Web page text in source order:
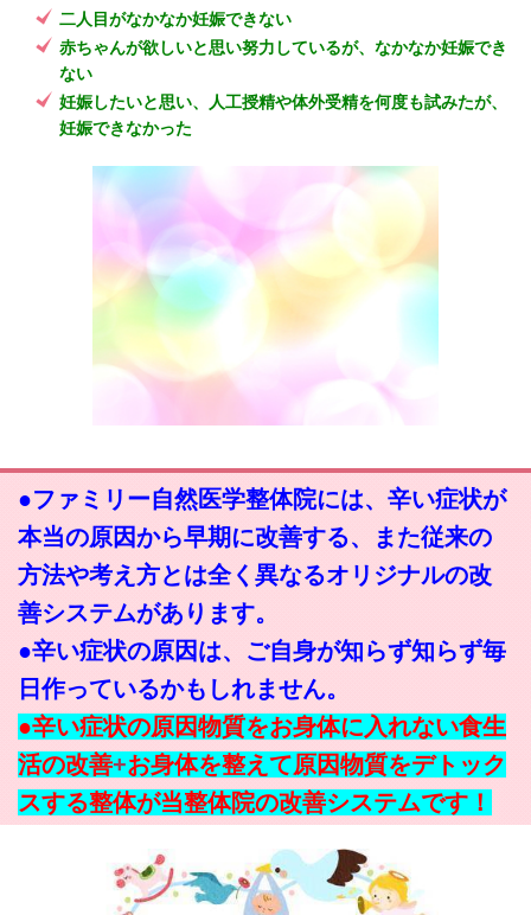
二人目がなかなか妊娠できない
赤ちゃんが欲しいと思い努力しているが、なかなか妊娠でき
ない
妊娠したいと思い、人工授精や体外受精を何度も試みたが、
妊娠できなかった
●ファミリー自然医学整体院には、辛い症状が
本当の原因から早期に改善する、また従来の
方法や考え方とは全く異なるオリジナルの改
善システムがあります。
●辛い症状の原因は、ご自身が知らず知らず毎
日作っているかもしれません。
●辛い症状の原因物質をお身体に入れない食生
活の改善+お身体を整えて原因物質をデトック
スする整体が当整体院の改善システムです！